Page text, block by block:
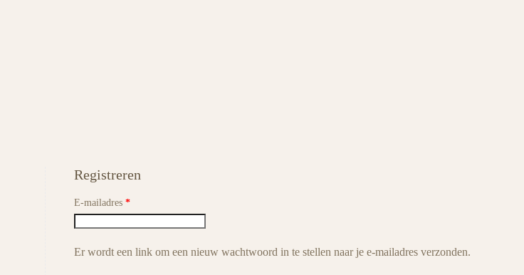
Registreren
E-mailadres *
Er wordt een link om een nieuw wachtwoord in te stellen naar je e-mailadres verzonden.